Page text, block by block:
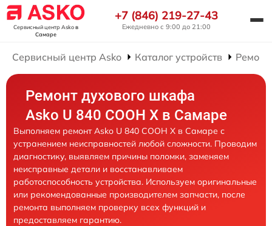
Сервисный центр Askoв
Самаре
+7 (846) 219-27-43
Ежедневно с 9:00 до 21:00
Сервисный центр Asko Каталог устройств
Ремонт духового шкафа
Asko U 840 COOH X в Самаре
Выполняем ремонт Asko U 840 COOH X в Самаре с
устранением неисправностей любой сложности. Проводим
диагностику, выявляем причины поломки, заменяем
неисправные детали и восстанавливаем
работоспособность устройства. Используем оригинальные
или рекомендованные производителем запчасти, после
ремонта выполняем проверку всех функций и
предоставляем гарантию.